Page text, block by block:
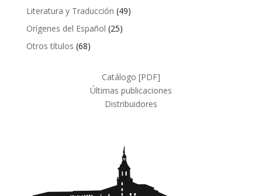
productos
Literatura y Traducción 4949
Orígenes del Español 2525
Otros títulos 6868
Catálogo [PDF]
Últimas publicaciones
Distribuidores